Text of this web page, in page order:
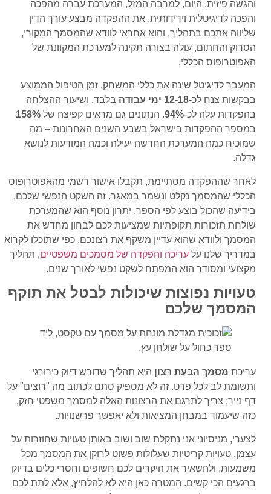
והגשה פיזית. היום, למרבה המזל, המערכת עברה מהפכה
והפכה לדיגיטלית וידידותית. את ההפקדה מבצע עורך הדין
שליווה אתכם בתהליך, והוא אחראי לוודא שהמסמך המקורי,
הסרוק והחתום, עולה בצורה תקינה למערכת המקוונת של
האפוטרופוס הכללי.
המעבר לדיגיטל שינה את כללי המשחק. זמן הטיפול הממוצע
בבקשות צנח לכ-12-18 ימי עבודה
בלבד, ושיעור ההצלחה
בהפקדות עלה לכ-94%. הנתונים גם מראים קפיצה של 158%
במספר ההפקדות בישראל בשבע השנים האחרונות – מה
שמוכיח כמה המערכת החדשה יעילה וכמה המודעות לנושא
גדלה.
לאחר שההפקדה מסתיימת, תקבלו אישור רשמי מהאפוטרופוס
הכללי שהמסמך נקלט ונשמר במאגר. זה השקט הנפשי שלכם,
בידיעה שהכול בוצע לפי הספר. יתרון נוסף הוא שהמערכת
שולחת תזכורות תקופתיות שמציעות לכם לבחון מחדש את
המסמך ולוודא שהוא עדיין משקף את רצונכם. כפי שתוכלו לקרוא
במדריך שלנו על עריכה והפקדה של מסמכים משפטיים, תהליך
מקצועי ומסודר הוא המפתח לשקט נפשי לאורך שנים.
טעויות נפוצות שיכולות לבטל את תוקף
המסמך שלכם
עריכת מסמך הבעת רצון היא תהליך שדורש דיוק כירורגי
ותשומת לב לכל פרט. זה לא מספיק סתם לכתוב מה "רוצים" על
דף נייר; צריך לתרגם את הרצונות האלה למסמך משפטי חזק,
כזה שיעמוד במבחן המציאות ולא יאפשר פרשנויות.
לצערי, מניסיוני אני נתקלת שוב ושוב באותן טעויות שחוזרות על
עצמן. טעויות קריטיות שעלולות פשוט לרוקן את המסמך מכל
משמעות, ולהשאיר את היקרים לכם חשופים וחסרי כלים בדיוק
ברגעים הכי קשים. המטרה כאן היא לא להלחיץ, אלא לתת לכם